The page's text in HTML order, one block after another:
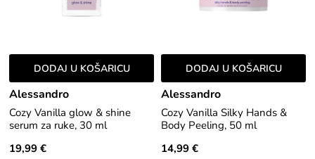
DODAJ U KOŠARICU
Alessandro
Cozy Vanilla glow & shine
serum za ruke, 30 ml
19,99 €
DODAJ U KOŠARICU
Alessandro
Cozy Vanilla Silky Hands &
Body Peeling, 50 ml
14,99 €